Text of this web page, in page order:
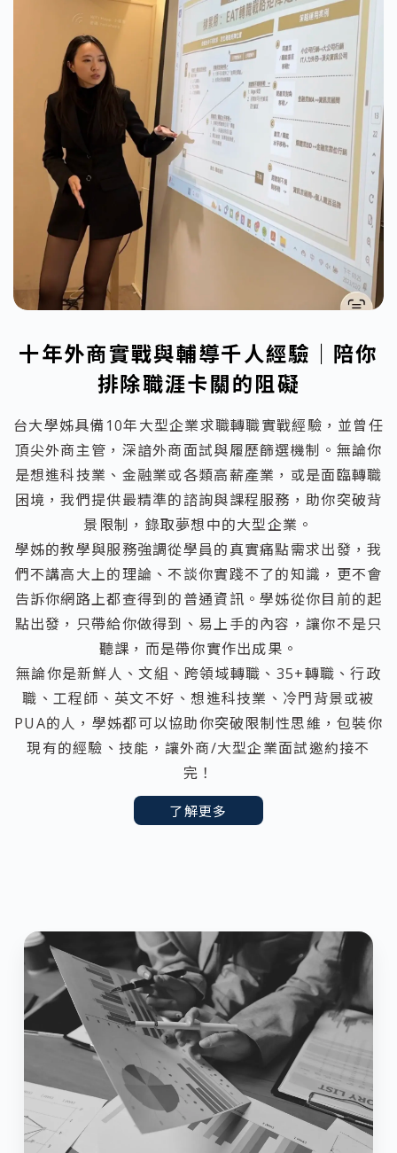
十年外商實戰與輔導千人經驗｜陪你
排除職涯卡關的阻礙
台大學姊具備10年大型企業求職轉職實戰經驗，並曾任
頂尖外商主管，深諳外商面試與履歷篩選機制。無論你
是想進科技業、金融業或各類高薪產業，或是面臨轉職
困境，我們提供最精準的諮詢與課程服務，助你突破背
景限制，錄取夢想中的大型企業。
學姊的教學與服務強調從學員的真實痛點需求出發，我
們不講高大上的理論、不談你實踐不了的知識，更不會
告訴你網路上都查得到的普通資訊。學姊從你目前的起
點出發，只帶給你做得到、易上手的內容，讓你不是只
聽課，而是帶你實作出成果。
無論你是新鮮人、文組、跨領域轉職、35+轉職、行政
職、工程師、英文不好、想進科技業、冷門背景或被
PUA的人，學姊都可以協助你突破限制性思維，包裝你
現有的經驗、技能，讓外商/大型企業面試邀約接不
完！
了解更多